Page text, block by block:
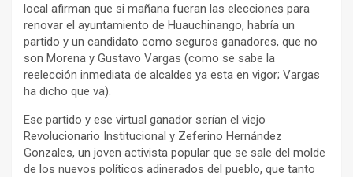
local afirman que si mañana fueran las elecciones para
renovar el ayuntamiento de Huauchinango, habría un
partido y un candidato como seguros ganadores, que no
son Morena y Gustavo Vargas (como se sabe la
reelección inmediata de alcaldes ya esta en vigor; Vargas
ha dicho que va).
Ese partido y ese virtual ganador serían el viejo
Revolucionario Institucional y Zeferino Hernández
Gonzales, un joven activista popular que se sale del molde
de los nuevos políticos adinerados del pueblo, que tanto